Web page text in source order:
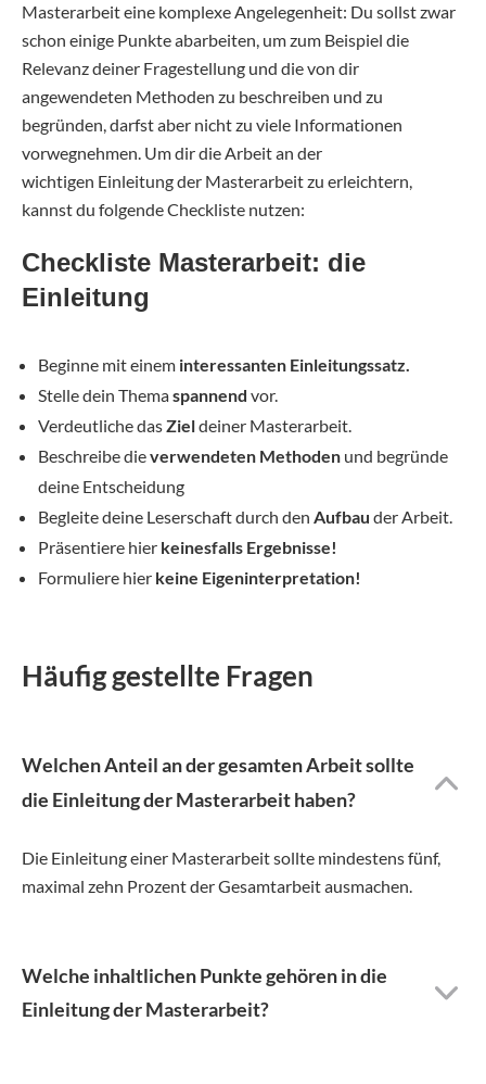
Masterarbeit eine komplexe Angelegenheit: Du sollst zwar
schon einige Punkte abarbeiten, um zum Beispiel die
Relevanz deiner Fragestellung und die von dir
angewendeten Methoden zu beschreiben und zu
begründen, darfst aber nicht zu viele Informationen
vorwegnehmen. Um dir die Arbeit an der
wichtigen Einleitung der Masterarbeit zu erleichtern,
kannst du folgende Checkliste nutzen:
Checkliste Masterarbeit: die
Einleitung
Beginne mit einem interessanten Einleitungssatz.
Stelle dein Themaspannend vor.
Verdeutliche dasZieldeiner Masterarbeit.
Beschreibe dieverwendeten Methoden und begründe
deine Entscheidung
Begleite deine Leserschaft durch den Aufbau der Arbeit.
Präsentiere hier keinesfalls Ergebnisse!
Formuliere hier keine Eigeninterpretation!
Häufig gestellte Fragen
Welchen Anteil an der gesamten Arbeit sollte
die Einleitung der Masterarbeit haben?
Die Einleitung einer Masterarbeit sollte mindestens fünf,
maximal zehn Prozent der Gesamtarbeit ausmachen.
Welche inhaltlichen Punkte gehören in die
Einleitung der Masterarbeit?